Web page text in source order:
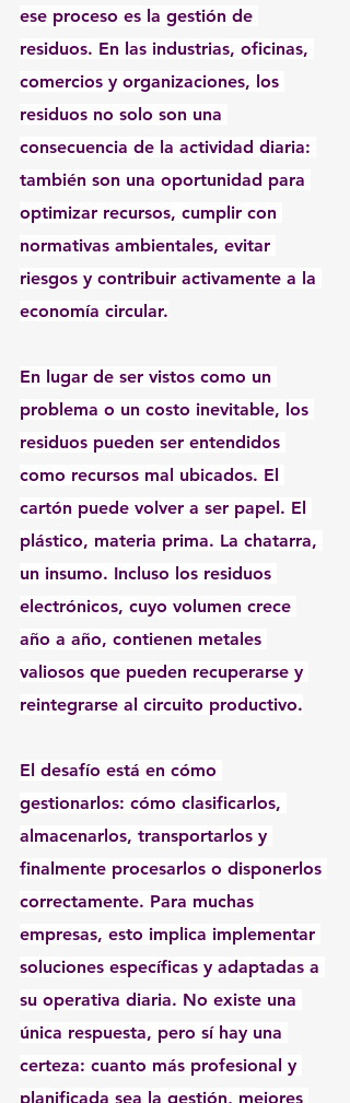
ese proceso es la gestión de
residuos. En las industrias, oficinas,
comercios y organizaciones, los
residuos no solo son una
consecuencia de la actividad diaria:
también son una oportunidad para
optimizar recursos, cumplir con
normativas ambientales, evitar
riesgos y contribuir activamente a la
economía circular.
En lugar de ser vistos como un
problema o un costo inevitable, los
residuos pueden ser entendidos
como recursos mal ubicados. El
cartón puede volver a ser papel. El
plástico, materia prima. La chatarra,
un insumo. Incluso los residuos
electrónicos, cuyo volumen crece
año a año, contienen metales
valiosos que pueden recuperarse y
reintegrarse al circuito productivo.
El desafío está en cómo
gestionarlos: cómo clasificarlos,
almacenarlos, transportarlos y
finalmente procesarlos o disponerlos
correctamente. Para muchas
empresas, esto implica implementar
soluciones específicas y adaptadas a
su operativa diaria. No existe una
única respuesta, pero sí hay una
certeza: cuanto más profesional y
planificada sea la gestión, mejores